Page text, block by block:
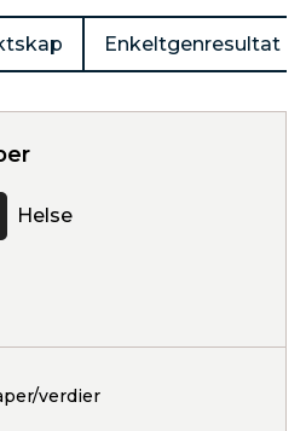
Enkeltgenresultat
Helse
verdier